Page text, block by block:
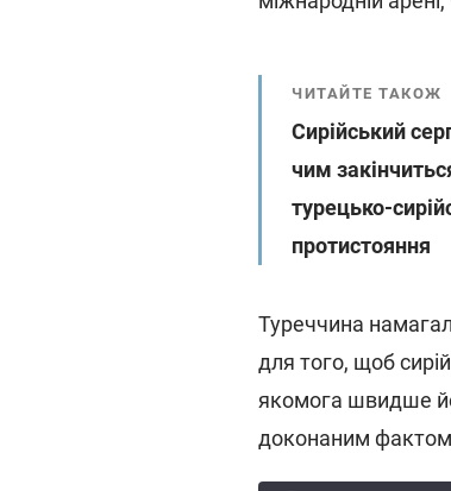
ЧИТАЙТЕ ТАКОЖ
Сирійський
чим
турецько-
протистояння
Туреччина
для того, щоб
якомога швидше
доконаним